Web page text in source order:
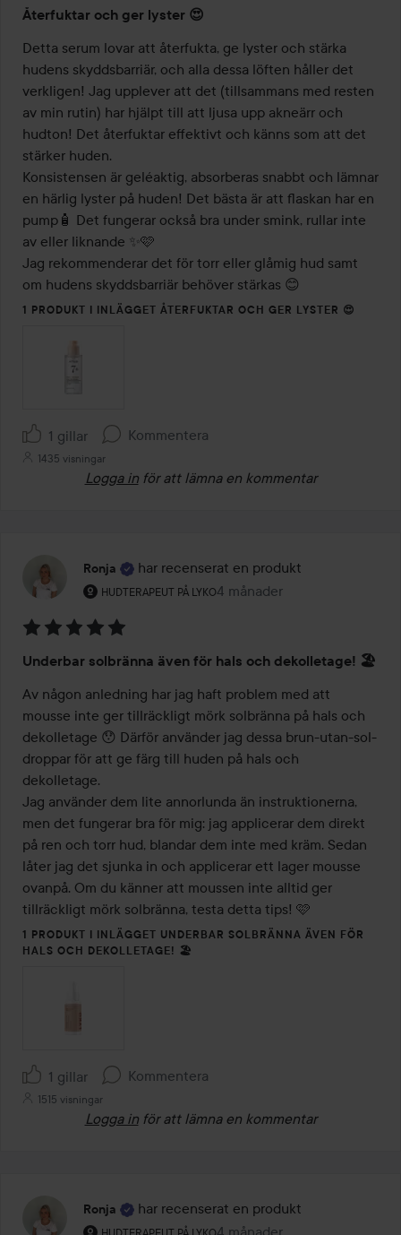
5
av
5
Återfuktar och ger lyster 😍
Detta serum lovar att återfukta, ge lyster och stärka
hudens skyddsbarriär, och alla dessa löften håller det
verkligen! Jag upplever att det (tillsammans med resten
av min rutin) har hjälpt till att ljusa upp akneärr och
hudton! Det återfuktar effektivt och känns som att det
stärker huden.
Konsistensen är geléaktig, absorberas snabbt och lämnar
en härlig lyster på huden! Det bästa är att flaskan har en
pump🧴 Det fungerar också bra under smink, rullar inte
av eller liknande ✨🩷
Jag rekommenderar det för torr eller glåmig hud samt
om hudens skyddsbarriär behöver stärkas 😊
1 PRODUKT I INLÄGGET ÅTERFUKTAR OCH GER LYSTER 😍
1 gillar Kommentera
1435 visningar
Logga in för att lämna en kommentar
Ronja har recenserat en produkt
HUDTERAPEUT PÅ LYKO
Användarens roll: Hudterapeut på Lyko.
4 månader
Inlägget skapades 4 månader
5
av
5
Underbar solbränna även för hals och dekolletage! 🏖️
Av någon anledning har jag haft problem med att
mousse inte ger tillräckligt mörk solbränna på hals och
dekolletage 😯 Därför använder jag dessa brun-utan-sol-
droppar för att ge färg till huden på hals och
dekolletage.
Jag använder dem lite annorlunda än instruktionerna,
men det fungerar bra för mig: jag applicerar dem direkt
på ren och torr hud, blandar dem inte med kräm. Sedan
låter jag det sjunka in och applicerar ett lager mousse
ovanpå. Om du känner att moussen inte alltid ger
tillräckligt mörk solbränna, testa detta tips! 🩷
1 PRODUKT I INLÄGGET UNDERBAR SOLBRÄNNA ÄVEN FÖR
HALS OCH DEKOLLETAGE! 🏖️
1 gillar Kommentera
1515 visningar
Logga in för att lämna en kommentar
Ronja har recenserat en produkt
Användarens roll: Hudterapeut på Lyko.
4 månader